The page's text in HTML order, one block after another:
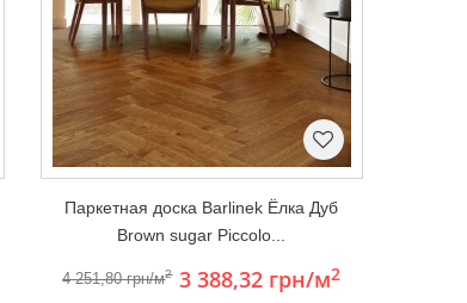
Паркетная доска Barlinek Ёлка Дуб
Brown sugar Piccolo...
4 251,80 грн/м2 3 388,32 грн/м2